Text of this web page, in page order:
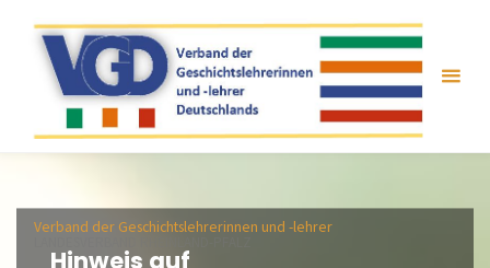
springen
Verband der Geschichtslehrerinnen und -lehrer
Hinweis auf